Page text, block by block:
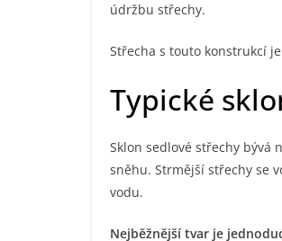
údržbu střechy.
Střecha s touto konstrukcí
Typické
Sklon sedlové střechy bývá
sněhu. Strmější střechy se
vodu.
Nejběžnější tvar je